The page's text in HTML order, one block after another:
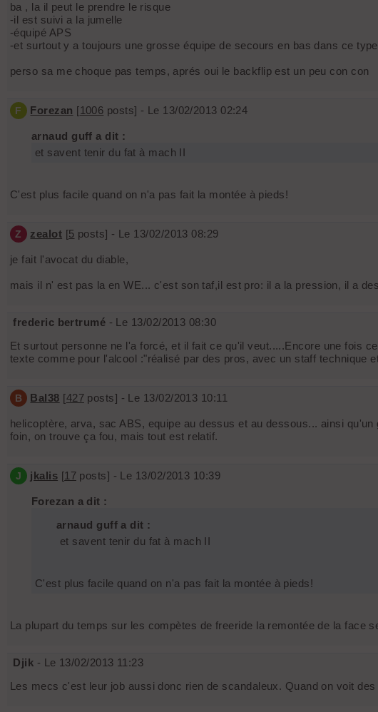
ba , la il peut le prendre le risque
-il est suivi a la jumelle
-équipé APS
-et surtout y a toujours une grosse équipe de secours en bas dans ce
perso sa me choque pas temps, aprés oui le backflip est un peu con con
F Forezan [1006 posts] - Le 13/02/2013 02:24
arnaud guff a dit :
et savent tenir du fat à mach II
C'est plus facile quand on n'a pas fait la montée à pieds!
Z zealot [5 posts] - Le 13/02/2013 08:29
je fait l'avocat du diable,
mais il n' est pas la en WE... c'est son taf,il est pro: il a la pression, il a
frederic bertrumé - Le 13/02/2013 08:30
Et surtout personne ne l'a forcé, et il fait ce qu'il veut.....Encore une fois
texte comme pour l'alcool :"réalisé par des pros, avec un staff technique
B Bal38 [427posts] - Le 13/02/2013 10:11
helicoptère, arva, sac ABS, equipe au dessus et au dessous... ainsi
foin, on trouve ça fou, mais tout est relatif.
J jkalis [17posts] - Le 13/02/2013 10:39
Forezan a dit :
arnaud guff a dit :
et savent tenir du fat à mach II
C'est plus facile quand on n'a pas fait la montée à pieds!
La plupart du temps sur les compètes de freeride la remontée de la face
Djik - Le 13/02/2013 11:23
Les mecs c'est leur job aussi donc rien de scandaleux. Quand on voit